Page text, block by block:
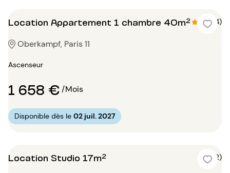
Location Appartement 1 chambre 40m² 4.8 (4)
Oberkampf, Paris 11
Ascenseur
1 658 €/Mois
Disponible dès le 02 juil. 2027
Location Studio 17m² 4 (2)